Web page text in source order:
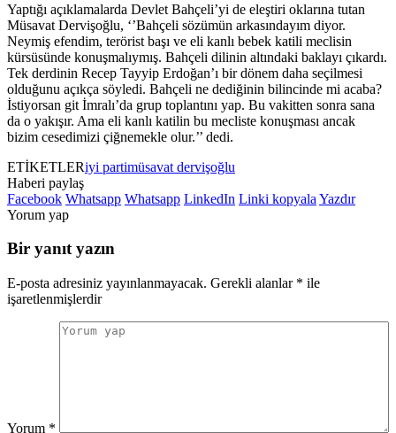
Yaptığı açıklamalarda Devlet Bahçeli’yi de eleştiri oklarına tutan
Müsavat Dervişoğlu, ‘’Bahçeli sözümün arkasındayım diyor.
Neymiş efendim, terörist başı ve eli kanlı bebek katili meclisin
kürsüsünde konuşmalıymış. Bahçeli dilinin altındaki baklayı çıkardı.
Tek derdinin Recep Tayyip Erdoğan’ı bir dönem daha seçilmesi
olduğunu açıkça söyledi. Bahçeli ne dediğinin bilincinde mi acaba?
İstiyorsan git İmralı’da grup toplantını yap. Bu vakitten sonra sana
da o yakışır. Ama eli kanlı katilin bu mecliste konuşması ancak
bizim cesedimizi çiğnemekle olur.’’ dedi.
ETİKETLERiyi partimüsavat dervişoğlu
Haberi paylaş
Facebook Whatsapp Whatsapp LinkedIn Linki kopyala Yazdır
Yorum yap
Bir yanıt yazın
E-posta adresiniz yayınlanmayacak. Gerekli alanlar * ile
işaretlenmişlerdir
Yorum *